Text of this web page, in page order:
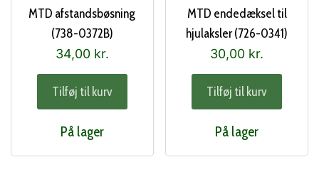
MTD afstandsbøsning
(738-0372B)
34,00 kr.
Tilføj til kurv
På lager
MTD endedæksel til
hjulaksler (726-0341)
30,00 kr.
Tilføj til kurv
På lager